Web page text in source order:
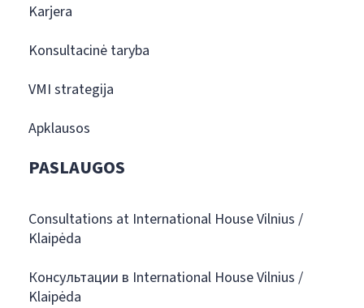
Karjera
Konsultacinė taryba
VMI strategija
Apklausos
PASLAUGOS
Consultations at International House Vilnius /
Klaipėda
Консультации в International House Vilnius /
Klaipėda